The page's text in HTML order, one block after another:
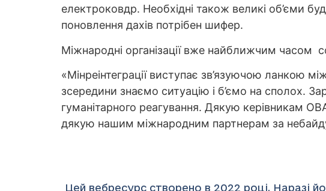
електроковдр. Необхідні також великі об’єми
поновлення дахів потрібен шифер.
Міжнародні організації вже найближчим часом
«Мінреінтеграції виступає зв’язуючою ланкою
зсередини знаємо ситуацію і б’ємо на сполох.
гуманітарного реагування. Дякую керівникам
дякую нашим міжнародним партнерам за
Цей вебресурс створено в 2022 році. Наразі